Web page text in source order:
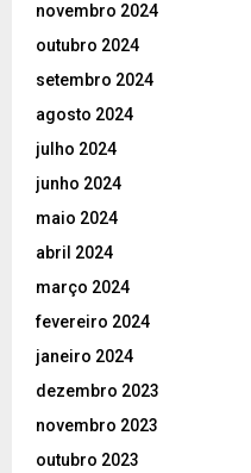
novembro 2024
outubro 2024
setembro 2024
agosto 2024
julho 2024
junho 2024
maio 2024
abril 2024
março 2024
fevereiro 2024
janeiro 2024
dezembro 2023
novembro 2023
outubro 2023